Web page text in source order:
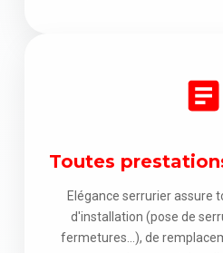
Toutes
Elégance serrurier assure
d'installation (pose de
fermetures...), de